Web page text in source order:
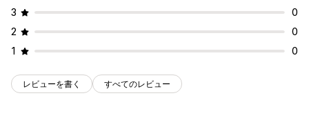
3
0
2
0
1
0
レビューを書く すべてのレビュー